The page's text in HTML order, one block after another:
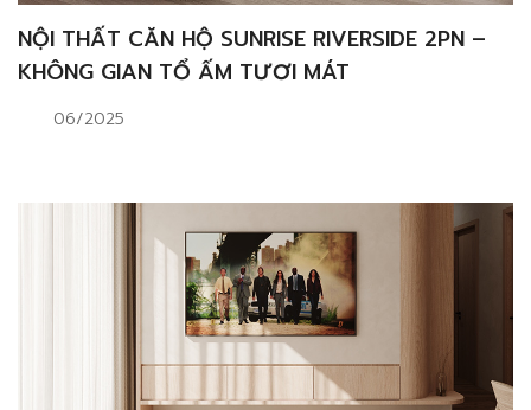
NỘI THẤT CĂN HỘ SUNRISE RIVERSIDE 2PN –
KHÔNG GIAN TỔ ẤM TƯƠI MÁT
06/2025